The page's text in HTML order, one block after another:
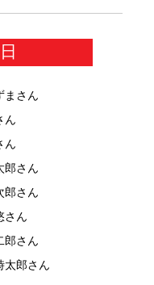
ま さん
ん
ん
郎さん
郎さん
さん
郎さん
太郎さん